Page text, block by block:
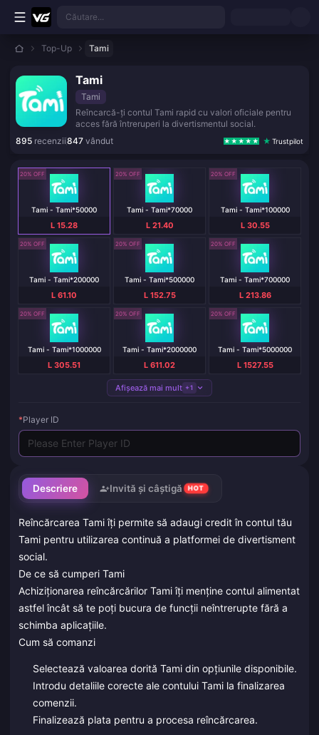
Treci la conținutul principal
Căutare...
Top-Up Tami
Tami
Tami
Reîncarcă-ți contul Tami rapid cu valori oficiale pentru
acces fără întreruperi la divertismentul social.
895 recenzii847 vândut Trustpilot
Descriere Invită și câștigă HOT
Reîncărcarea Tami îți permite să adaugi credit în contul tău
Tami pentru utilizarea continuă a platformei de divertisment
social.
De ce să cumperi Tami
Achiziționarea reîncărcărilor Tami îți menține contul alimentat
astfel încât să te poți bucura de funcții neîntrerupte fără a
schimba aplicațiile.
Cum să comanzi
Selectează valoarea dorită Tami din opțiunile disponibile.
Introdu detaliile corecte ale contului Tami la finalizarea
comenzii.
Finalizează plata pentru a procesa reîncărcarea.
20% OFF
Tami - Tami*50000
L 15.28
20% OFF
Tami - Tami*70000
L 21.40
20% OFF
Tami - Tami*100000
L 30.55
20% OFF
Tami - Tami*200000
L 61.10
20% OFF
Tami - Tami*500000
L 152.75
20% OFF
Tami - Tami*700000
L 213.86
20% OFF
Tami - Tami*1000000
L 305.51
20% OFF
Tami - Tami*2000000
L 611.02
20% OFF
Tami - Tami*5000000
L 1527.55
Afișează mai mult +1
*Player ID